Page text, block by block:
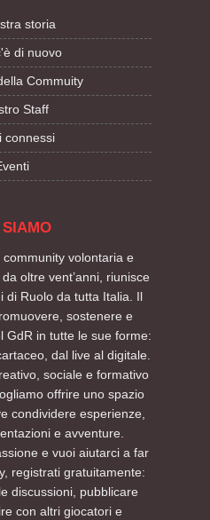
storia
di nuovo
Commuity
Staff
connessi
volontaria e
oltre vent’anni, riunisce
di Ruolo da tutta Italia. Il
sostenere e
GdR in tutte le sue forme:
dal live al digitale.
sociale e formativo
offrire uno spazio
condividere esperienze,
e avventure.
e vuoi aiutarci a far
registrati gratuitamente:
discussioni, pubblicare
con altri giocatori e